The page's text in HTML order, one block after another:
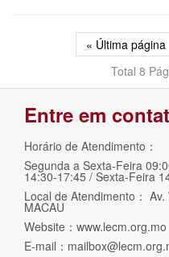
« Última página
Total 8
Entre em
Horário de Atendimento：
Segunda a Sexta-Feira
14:30-17:45 / Sexta-Feira
Local de Atendimento：
MACAU
Website：www.lecm.org.mo
E-mail：